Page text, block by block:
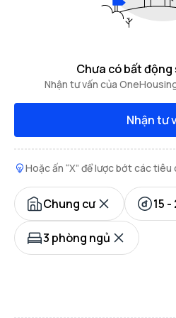
Chưa có bất động
Nhận tư vấn của
Nhận tư
Hoặc ấn “X” để lược bớt các tiêu
Chung cư 15
3 phòng ngủ